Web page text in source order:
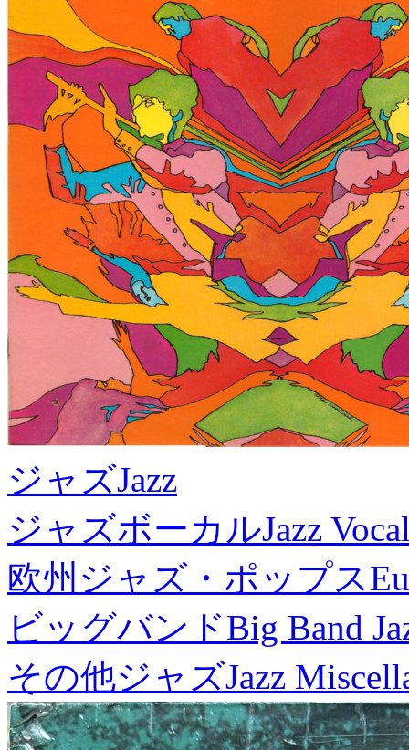
ジャズJazz
ジャズボーカルJazz
欧州ジャズ・ポップス
ビッグバンドBig Band
その他ジャズJazz